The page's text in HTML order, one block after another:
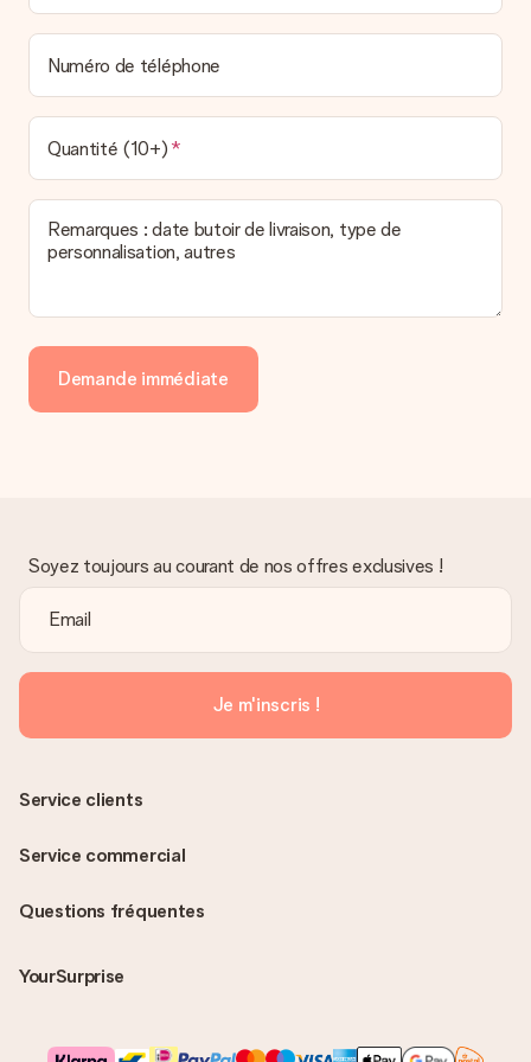
Numéro de téléphone
Quantité (10+)
Remarques : date butoir de livraison, type de
personnalisation, autres
Demande immédiate
Soyez toujours au courant de nos offres exclusives !
Je m'inscris !
Questions fréquentes
YourSurprise
Service clients
Service commercial